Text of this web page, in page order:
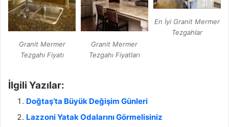
Granit Mermer
Tezgahı Fiyatı
Granit Mermer
Tezgahı Fiyatları
En İyi Granit Mermer
Tezgahlar
İlgili Yazılar:
Doğtaş’ta Büyük Değişim Günleri
Lazzoni Yatak Odalarını Görmelisiniz